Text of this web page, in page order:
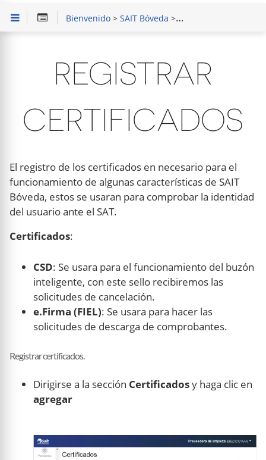
Bienvenido> SAIT Bóveda > Configurar
REGISTRAR
CERTIFICADOS
El registro de los certificados en necesario para el
funcionamiento de algunas características de SAIT
Bóveda, estos se usaran para comprobar la identidad
del usuario ante el SAT.
Certificados:
CSD: Se usara para el funcionamiento del buzón
inteligente, con este sello recibiremos las
solicitudes de cancelación.
e.Firma (FIEL): Se usara para hacer las
solicitudes de descarga de comprobantes.
Registrar certificados.
Dirigirse a la sección Certificadosy haga clic en
agregar